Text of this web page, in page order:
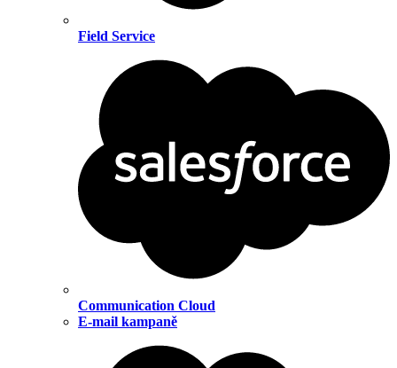
Field Service
Communication Cloud
E-mail kampaně